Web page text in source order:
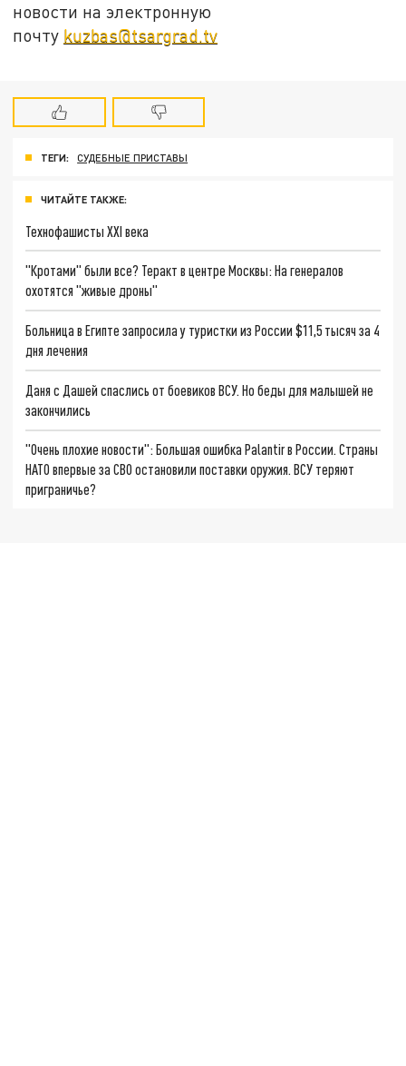
новости на электронную
почту kuzbas@tsargrad.tv
ТЕГИ: СУДЕБНЫЕ ПРИСТАВЫ
ЧИТАЙТЕ ТАКЖЕ:
Технофашисты XXI века
"Кротами" были все? Теракт в центре Москвы: На генералов
охотятся "живые дроны"
Больница в Египте запросила у туристки из России $11,5 тысяч за 4
дня лечения
Даня с Дашей спаслись от боевиков ВСУ. Но беды для малышей не
закончились
"Очень плохие новости": Большая ошибка Palantir в России. Страны
НАТО впервые за СВО остановили поставки оружия. ВСУ теряют
приграничье?